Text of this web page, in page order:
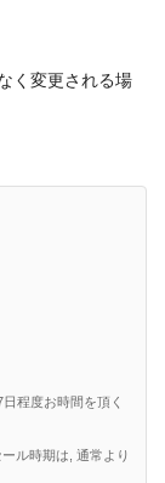
く変更される場
程度お時間を頂く
ル時期は, 通常より